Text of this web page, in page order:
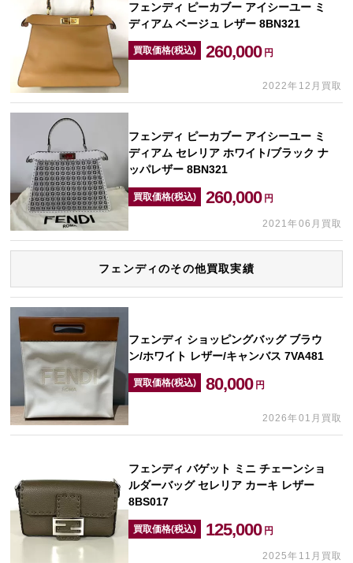
フェンディ ピーカブー アイシーユー ミ
ディアム ベージュ レザー 8BN321
買取価格(税込) 260,000 円
2022年12月買取
フェンディ ピーカブー アイシーユー ミ
ディアム セレリア ホワイト/ブラック ナ
ッパレザー 8BN321
買取価格(税込) 260,000 円
2021年06月買取
フェンディのその他買取実績
フェンディ ショッピングバッグ ブラウ
ン/ホワイト レザー/キャンバス 7VA481
買取価格(税込) 80,000 円
2026年01月買取
フェンディ バゲット ミニ チェーンショ
ルダーバッグ セレリア カーキ レザー
8BS017
買取価格(税込) 125,000 円
2025年11月買取